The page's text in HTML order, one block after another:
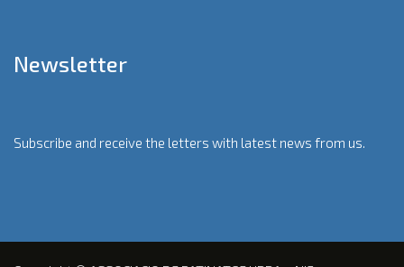
Newsletter
Subscribe and receive the letters with latest news from us.